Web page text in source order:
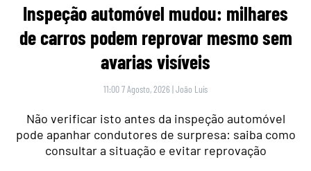
Inspeção automóvel mudou: milhares
de carros podem reprovar mesmo sem
avarias visíveis
11:00 7 Agosto, 2026 |João Luís
Não verificar isto antes da inspeção automóvel
pode apanhar condutores de surpresa: saiba como
consultar a situação e evitar reprovação